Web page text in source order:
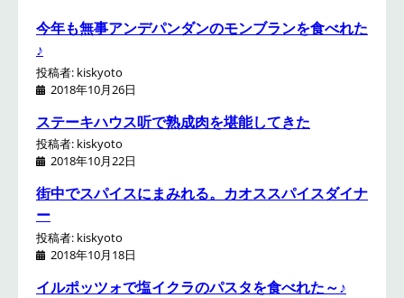
今年も無事アンデパンダンのモンブランを食べれた
♪
投稿者: kiskyoto
2018年10月26日
ステーキハウス听で熟成肉を堪能してきた
投稿者: kiskyoto
2018年10月22日
街中でスパイスにまみれる。カオススパイスダイナ
ー
投稿者: kiskyoto
2018年10月18日
イルポッツォで塩イクラのパスタを食べれた～♪